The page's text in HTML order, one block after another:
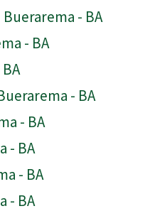
- BA
- BA
- BA
- BA
- BA
- BA
- BA